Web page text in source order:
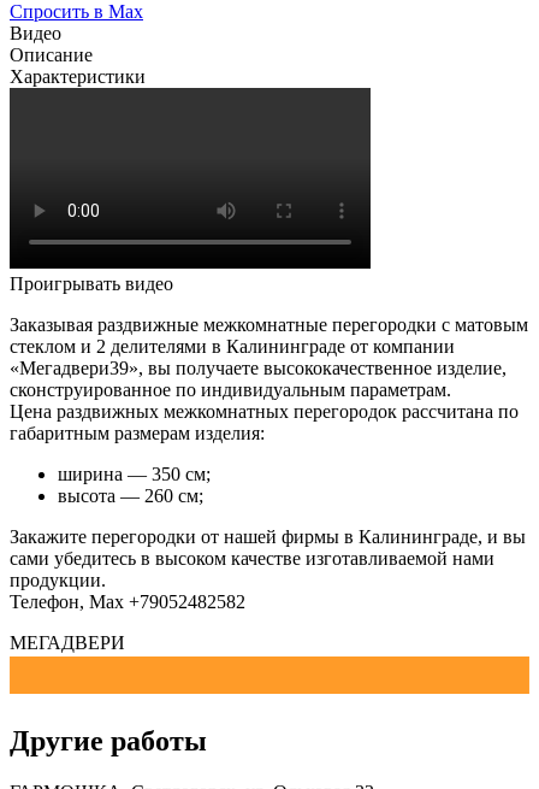
Спросить в Max
Видео
Описание
Характеристики
Проигрывать видео
Заказывая раздвижные межкомнатные перегородки с матовым
стеклом и 2 делителями в Калининграде от компании
«Мегадвери39», вы получаете высококачественное изделие,
сконструированное по индивидуальным параметрам.
Цена раздвижных межкомнатных перегородок рассчитана по
габаритным размерам изделия:
ширина — 350 см;
высота — 260 см;
Закажите перегородки от нашей фирмы в Калининграде, и вы
сами убедитесь в высоком качестве изготавливаемой нами
продукции.
Телефон, Мах +79052482582
МЕГАДВЕРИ
Другие работы